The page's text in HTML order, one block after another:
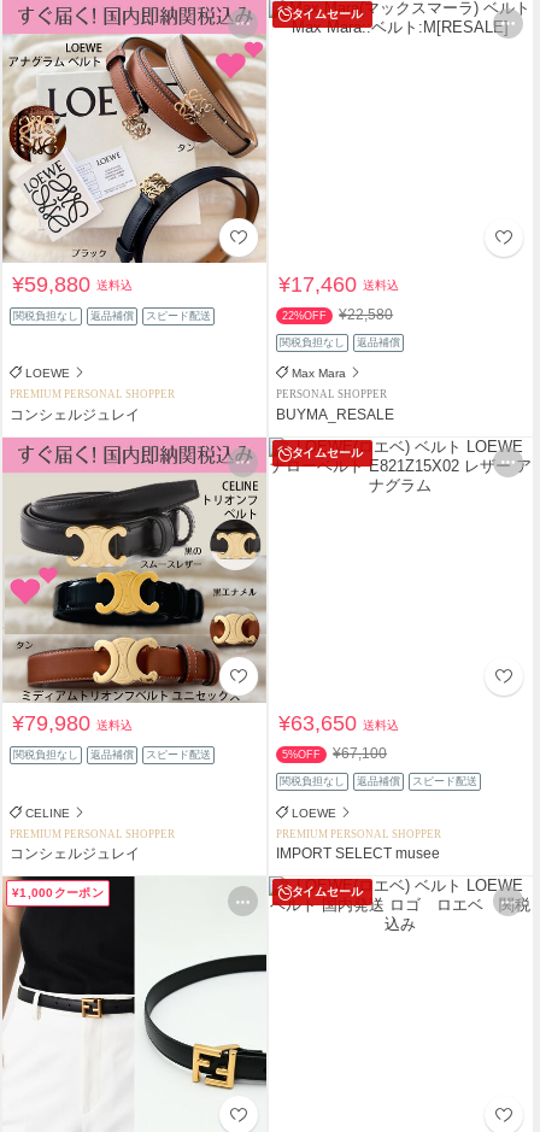
¥59,880送料込
関税負担なし 返品補償 スピード配送
LOEWE
PREMIUM PERSONAL SHOPPER
コンシェルジュレイ
タイムセール
¥17,460送料込
22%OFF ¥22,580
関税負担なし 返品補償
Max Mara
PERSONAL SHOPPER
BUYMA_RESALE
¥79,980送料込
関税負担なし 返品補償 スピード配送
CELINE
PREMIUM PERSONAL SHOPPER
コンシェルジュレイ
タイムセール
¥63,650送料込
5%OFF ¥67,100
関税負担なし 返品補償 スピード配送
LOEWE
PREMIUM PERSONAL SHOPPER
IMPORT SELECT musee
¥1,000クーポン タイムセール